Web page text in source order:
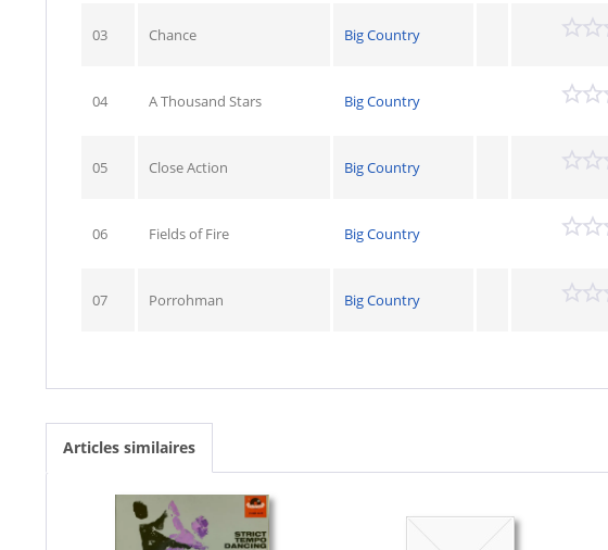
03 Chance Big Country
04 A Thousand Stars Big Country
05 Close Action Big Country
06 Fields of Fire Big Country
07 Porrohman Big Country
Articles similaires